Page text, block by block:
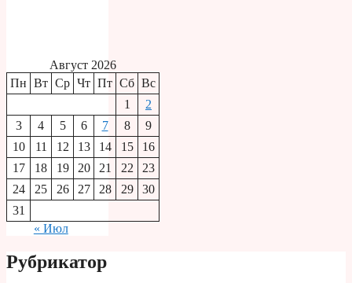
Август 2026
Пн Вт Ср Чт Пт Сб Вс
1
2
3
4 5 6 7 8
9
10
11 12 13 14 15
16
17
18 19 20 21 22
23
24
25 26 27 28 29
30
31
« Июл
Рубрикатор